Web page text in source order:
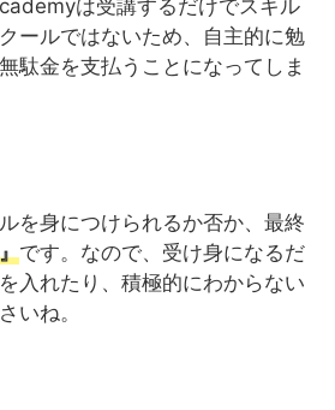
は受講するだけでスキル
ールではないため、自主的に勉
駄金を支払うことになってしま
を身につけられるか否か、最終
です。なので、受け身になるだ
入れたり、積極的にわからない
いね。